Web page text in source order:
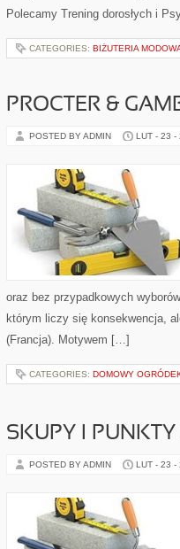
Polecamy Trening dorosłych i
CATEGORIES: BIŻUTERIA
PROCTER &
POSTED BY ADMIN LUT - 23 -
oraz bez przypadkowych
którym liczy się konsekwencja,
(Francja). Motywem […]
CATEGORIES: DOMOWY
SKUPY I PUNKTY
POSTED BY ADMIN LUT - 23 -